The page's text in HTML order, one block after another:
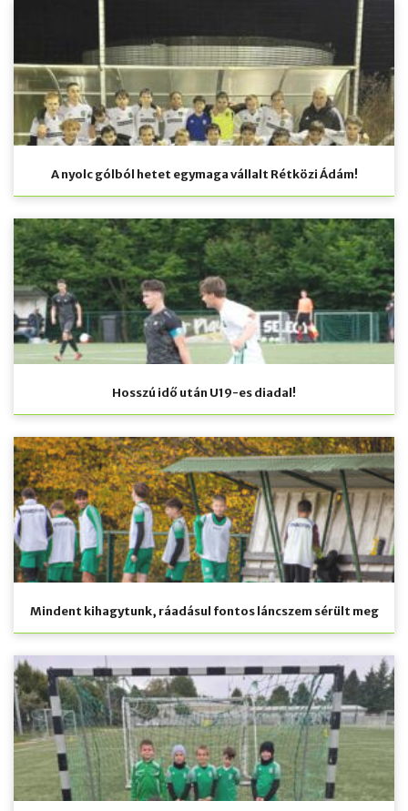
A nyolc gólból hetet egymaga vállalt Rétközi Ádám!
Hosszú idő után U19-es diadal!
Mindent kihagytunk, ráadásul fontos láncszem sérült meg